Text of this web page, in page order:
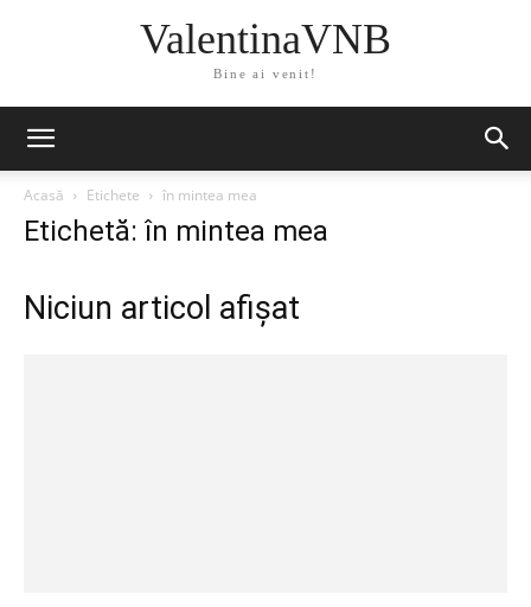
ValentinaVNB
Bine ai venit!
Acasă Etichete în mintea mea
Etichetă: în mintea mea
Niciun articol afișat